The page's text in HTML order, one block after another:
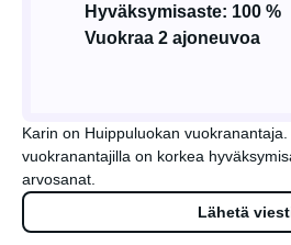
Hyväksymisaste: 100 %
Vuokraa 2 ajoneuvoa
Karin on Huippuluokan
vuokranantajilla on korkea
arvosanat.
Lähetä